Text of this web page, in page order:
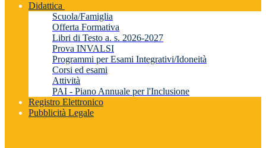
Didattica
Scuola/Famiglia
Offerta Formativa
Libri di Testo a. s. 2026-2027
Prova INVALSI
Programmi per Esami Integrativi/Idoneità
Corsi ed esami
Attività
PAI - Piano Annuale per l'Inclusione
Registro Elettronico
Pubblicità Legale